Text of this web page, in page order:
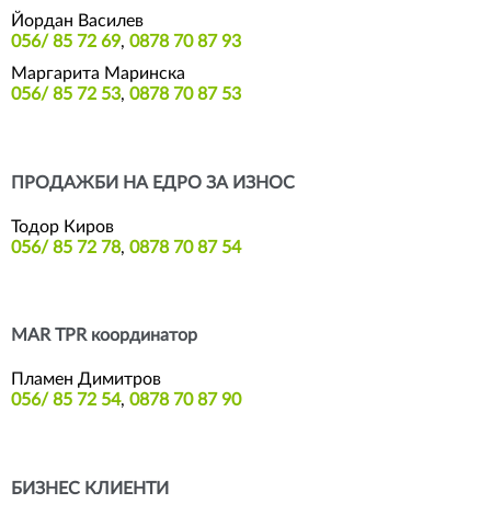
Йордан Василев
056/ 85 72 69, 0878 70 87 93
Маргарита Маринска
056/ 85 72 53, 0878 70 87 53
ПРОДАЖБИ НА ЕДРО ЗА ИЗНОС
Тодор Киров
056/ 85 72 78, 0878 70 87 54
MAR TPR координатор
Пламен Димитров
056/ 85 72 54, 0878 70 87 90
БИЗНЕС КЛИЕНТИ